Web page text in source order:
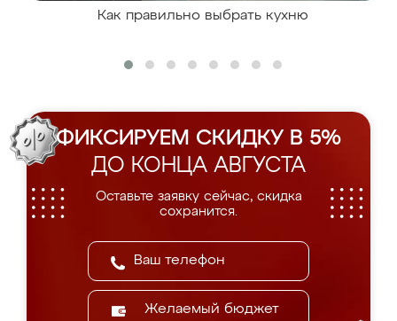
Как правильно выбрать кухню
ФИКСИРУЕМ СКИДКУ В 5%
ДО КОНЦА АВГУСТА
Оставьте заявку сейчас, скидка
сохранится.
Желаемый бюджет